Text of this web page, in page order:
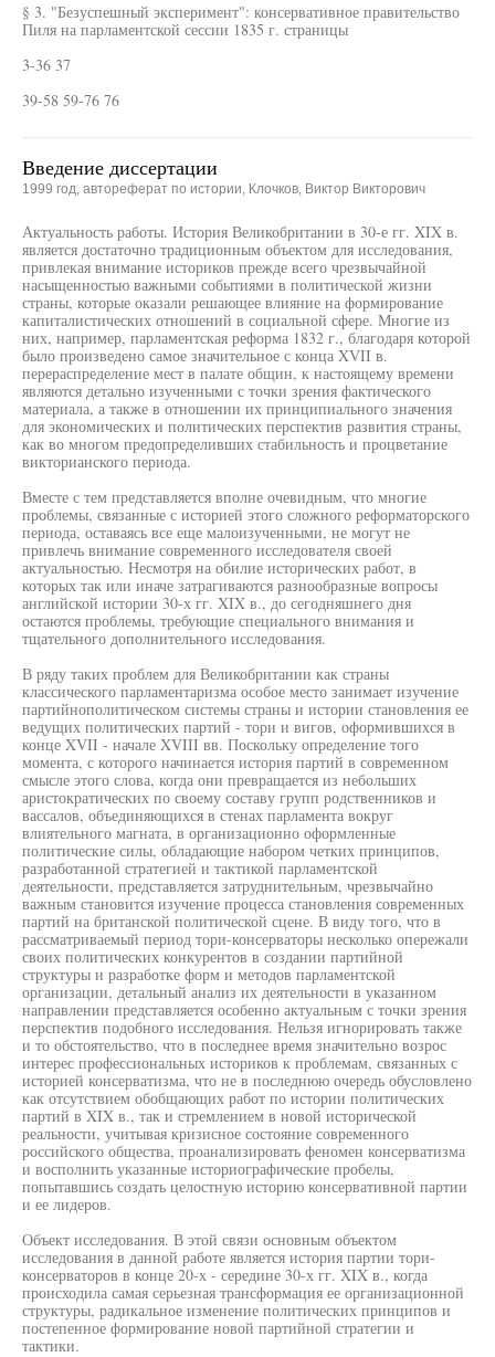
§ 3. "Безуспешный эксперимент": консервативное правительство
Пиля на парламентской сессии 1835 г. страницы
3-36 37
39-58 59-76 76
Введение диссертации
1999 год, автореферат по истории, Клочков, Виктор Викторович
Актуальность работы. История Великобритании в 30-е гг. XIX в.
является достаточно традиционным объектом для исследования,
привлекая внимание историков прежде всего чрезвычайной
насыщенностью важными событиями в политической жизни
страны, которые оказали решающее влияние на формирование
капиталистических отношений в социальной сфере. Многие из
них, например, парламентская реформа 1832 г., благодаря которой
было произведено самое значительное с конца XVII в.
перераспределение мест в палате общин, к настоящему времени
являются детально изученными с точки зрения фактического
материала, а также в отношении их принципиального значения
для экономических и политических перспектив развития страны,
как во многом предопределивших стабильность и процветание
викторианского периода.
Вместе с тем представляется вполне очевидным, что многие
проблемы, связанные с историей этого сложного реформаторского
периода, оставаясь все еще малоизученными, не могут не
привлечь внимание современного исследователя своей
актуальностью. Несмотря на обилие исторических работ, в
которых так или иначе затрагиваются разнообразные вопросы
английской истории 30-х гг. XIX в., до сегодняшнего дня
остаются проблемы, требующие специального внимания и
тщательного дополнительного исследования.
В ряду таких проблем для Великобритании как страны
классического парламентаризма особое место занимает изучение
партийнополитическом системы страны и истории становления ее
ведущих политических партий - тори и вигов, оформившихся в
конце XVII - начале XVIII вв. Поскольку определение того
момента, с которого начинается история партий в современном
смысле этого слова, когда они превращается из небольших
аристократических по своему составу групп родственников и
вассалов, объединяющихся в стенах парламента вокруг
влиятельного магната, в организационно оформленные
политические силы, обладающие набором четких принципов,
разработанной стратегией и тактикой парламентской
деятельности, представляется затруднительным, чрезвычайно
важным становится изучение процесса становления современных
партий на британской политической сцене. В виду того, что в
рассматриваемый период тори-консерваторы несколько опережали
своих политических конкурентов в создании партийной
структуры и разработке форм и методов парламентской
организации, детальный анализ их деятельности в указанном
направлении представляется особенно актуальным с точки зрения
перспектив подобного исследования. Нельзя игнорировать также
и то обстоятельство, что в последнее время значительно возрос
интерес профессиональных историков к проблемам, связанных с
историей консерватизма, что не в последнюю очередь обусловлено
как отсутствием обобщающих работ по истории политических
партий в XIX в., так и стремлением в новой исторической
реальности, учитывая кризисное состояние современного
российского общества, проанализировать феномен консерватизма
и восполнить указанные историографические пробелы,
попытавшись создать целостную историю консервативной партии
и ее лидеров.
Объект исследования. В этой связи основным объектом
исследования в данной работе является история партии тори-
консерваторов в конце 20-х - середине 30-х гг. XIX в., когда
происходила самая серьезная трансформация ее организационной
структуры, радикальное изменение политических принципов и
постепенное формирование новой партийной стратегии и
тактики.